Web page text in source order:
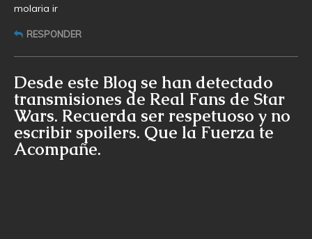
molaria ir
RESPONDER
Desde este Blog se han detectado
transmisiones de Real Fans de Star
Wars. Recuerda ser respetuoso y no
escribir spoilers. Que la Fuerza te
Acompañe.